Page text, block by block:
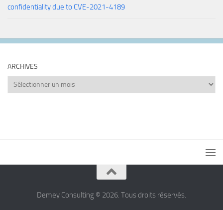
confidentiality due to CVE-2021-4189
ARCHIVES
Archives
Demey Consulting © 2026. Tous droits réservés.